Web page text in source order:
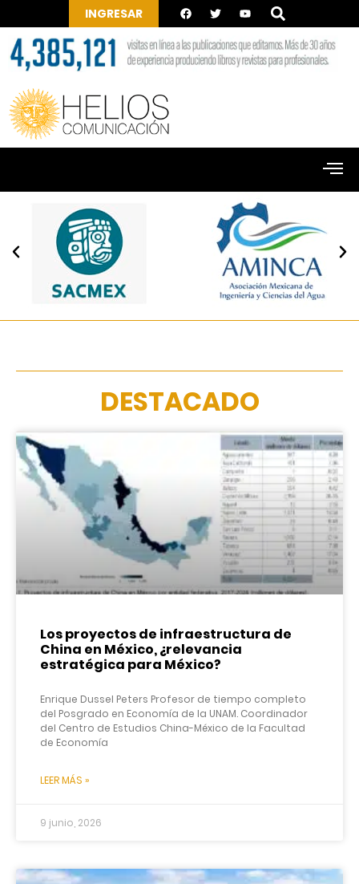
INGRESAR
DESTACADO
Los proyectos de infraestructura de
China en México, ¿relevancia
estratégica para México?
Enrique Dussel Peters Profesor de tiempo completo
del Posgrado en Economía de la UNAM. Coordinador
del Centro de Estudios China-México de la Facultad
de Economía
LEER MÁS »
9 junio, 2026